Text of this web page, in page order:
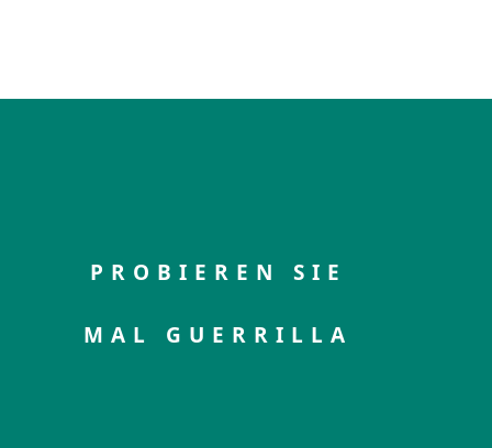
PROBIEREN SIE
MAL GUERRILLA